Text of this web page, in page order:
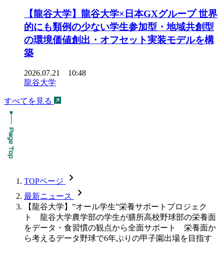
【龍谷大学】龍谷大学×日本GXグループ 世界
的にも類例の少ない学生参加型・地域共創型
の環境価値創出・オフセット実装モデルを構
築
2026.07.21 10:48
龍谷大学
すべてを見る
TOPページ chevron_forward
最新ニュース chevron_forward
【龍谷大学】”オール学生”栄養サポートプロジェク
ト 龍谷大学農学部の学生が膳所高校野球部の栄養面
をデータ・食習慣の観点から全面サポート 栄養面か
ら考えるデータ野球で6年ぶりの甲子園出場を目指す